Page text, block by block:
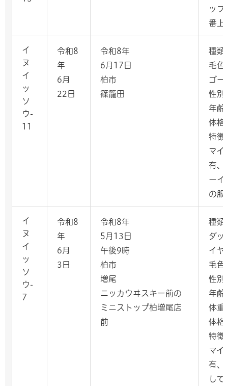
ップ
番上
イ
ヌ
イ
ッ
ソ
ウ-
11
令和8
年
6月
22日
令和8年
6月17日
柏市
篠籠田
種類
毛色
ゴー
性別
年齢
体格
特徴
マイ
有、
ーイ
の服
イ
ヌ
イ
ッ
ソ
ウ-
7
令和8
年
6月
3日
令和8年
5月13日
午後9時
柏市
増尾
ニッカウヰスキー前の
ミニストップ柏増尾店
前
種類
ダッ
イヤ
毛色
性別
年齢
体重
体格
特徴
マイ
有、
して